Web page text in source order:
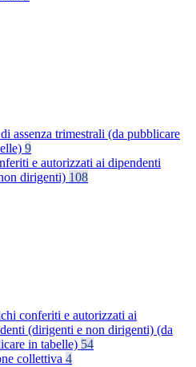
assenza trimestrali (da pubblicare
9
e autorizzati ai dipendenti
dirigenti) 108
conferiti e autorizzati ai
(dirigenti e non dirigenti) (da
in tabelle) 54
collettiva 4